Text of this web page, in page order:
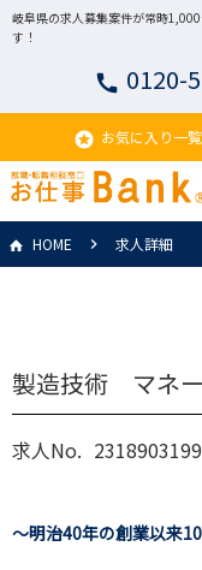
岐阜県の求人募集案件が常時
す！
call 0120-
stars お気に入り一覧
HOME 求人詳細
製造技術 マネ
求人No. 2318903199
～明治40年の創業以来